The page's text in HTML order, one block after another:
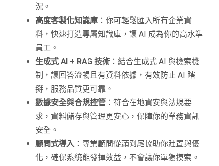
況。
高度客製化知識庫 ：你可輕鬆匯入所有企業資
料，快速打造專屬知識庫，讓 AI 成為你的高水準
員工。
生成式 AI + RAG 技術 ：結合生成式 AI 與檢索機
制，讓回答流暢且有資料依據，有效防止 AI 瞎
掰，服務品質更可靠。
數據安全與合規控管 ：符合在地資安與法規要
求，資料儲存與管理更安心，保障你的業務資訊
安全。
顧問式導入 ：專業顧問從頭到尾協助你建置與優
化，確保系統能發揮效益，不會讓你單獨摸索。